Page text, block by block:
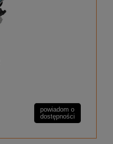
powiadom o
dostępności